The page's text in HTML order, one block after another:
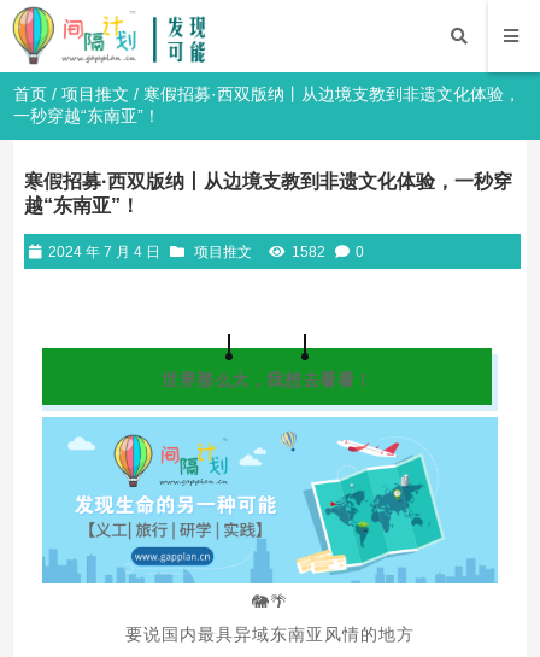
首页 /项目推文 / 寒假招募·西双版纳丨从边境支教到非遗文化体验，
一秒穿越“东南亚”！
寒假招募·西双版纳丨从边境支教到非遗文化体验，一秒穿
越“东南亚”！
2024 年 7 月 4 日 项目推文 1582 0
世界那么大，我想去看看！
🐘🌴
要说国内最具异域东南亚风情的地方